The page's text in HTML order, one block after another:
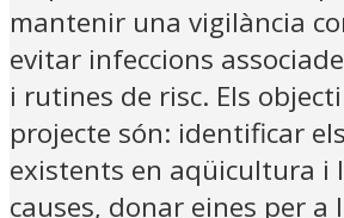
mantenir una vigilància
evitar infeccions
i rutines de risc. Els
projecte són: identificar
existents en aqüicultura i
causes, donar eines per a